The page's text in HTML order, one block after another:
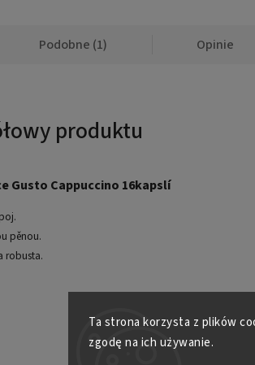
Ta strona korzysta z plików
zgodę na ich używanie.
Podobne (1) Opinie
produktu
Gusto Cappuccino 16kapslí
pěnou.
robusta.